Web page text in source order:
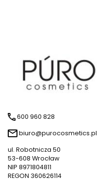
600 960 828
biuro@purocosmetics.pl
ul. Robotnicza 50
53-608 Wrocław
NIP 8971804811
REGON 360626114